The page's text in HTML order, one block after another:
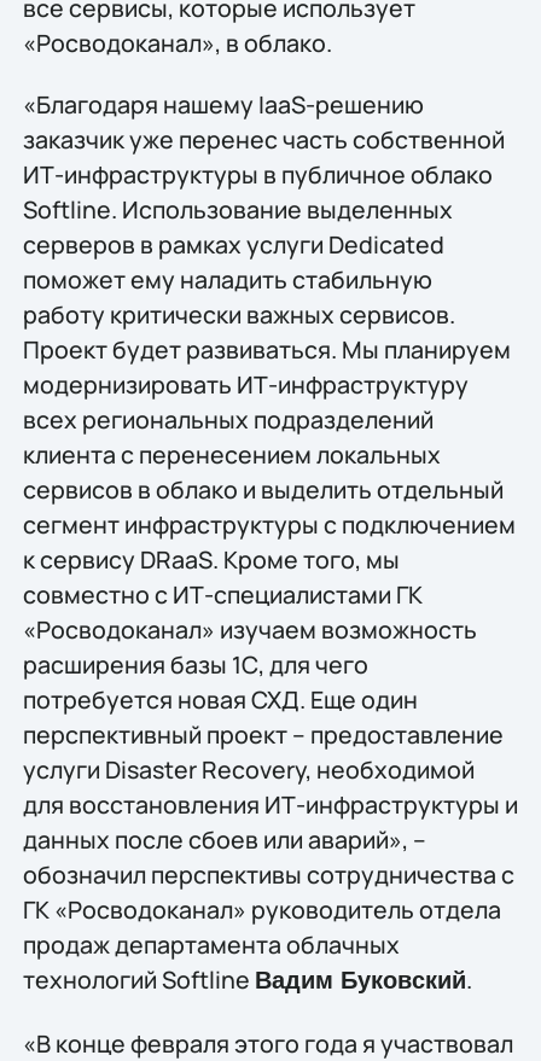
все сервисы, которые использует
«Росводоканал», в облако.
«Благодаря нашему IaaS-решению
заказчик уже перенес часть собственной
ИТ-инфраструктуры в публичное облако
Softline. Использование выделенных
серверов в рамках услуги Dedicated
поможет ему наладить стабильную
работу критически важных сервисов.
Проект будет развиваться. Мы планируем
модернизировать ИТ-инфраструктуру
всех региональных подразделений
клиента с перенесением локальных
сервисов в облако и выделить отдельный
сегмент инфраструктуры с подключением
к сервису DRaaS. Кроме того, мы
совместно с ИТ-специалистами ГК
«Росводоканал» изучаем возможность
расширения базы 1С, для чего
потребуется новая СХД. Еще один
перспективный проект – предоставление
услуги Disaster Recovery, необходимой
для восстановления ИТ-инфраструктуры и
данных после сбоев или аварий», –
обозначил перспективы сотрудничества с
ГК «Росводоканал» руководитель отдела
продаж департамента облачных
технологий Softline Вадим Буковский.
«В конце февраля этого года я участвовал